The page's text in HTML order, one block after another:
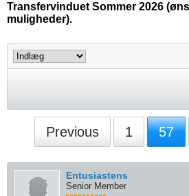
Transfervinduet Sommer 2026
muligheder).
Previous 1 57
Entusiastens
Senior Member